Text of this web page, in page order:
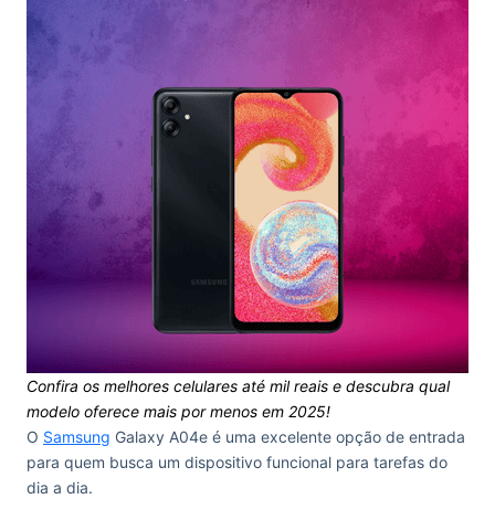
Confira os melhores celulares até mil reais e descubra qual
modelo oferece mais por menos em 2025!
O Samsung Galaxy A04e é uma excelente opção de entrada
para quem busca um dispositivo funcional para tarefas do
dia a dia.